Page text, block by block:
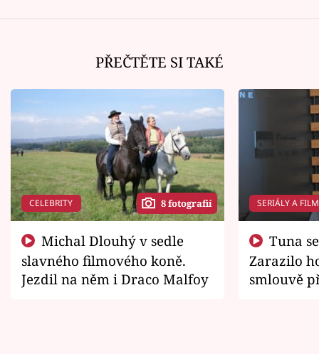
PŘEČTĚTE SI TAKÉ
CELEBRITY 8 fotografií
slavného filmového koně.
Jezdil na něm i Draco Malfoy
SERIÁLY A
Zarazilo
smlouvě